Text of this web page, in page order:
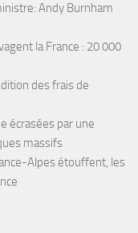
Andy Burnham
la France : 20 000
des frais de
écrasées par une
massifs
Alpes étouffent, les